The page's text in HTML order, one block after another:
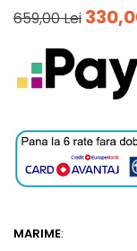
659,00 Lei
MARIME: